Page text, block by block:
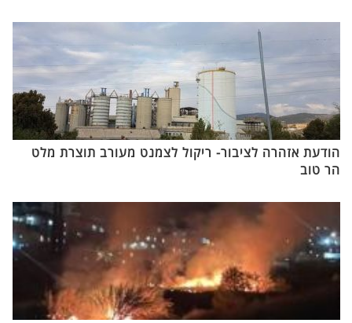
הודעת אזהרה לציבור- ריקול לצמנט מעורב תוצרת מלט
הר טוב